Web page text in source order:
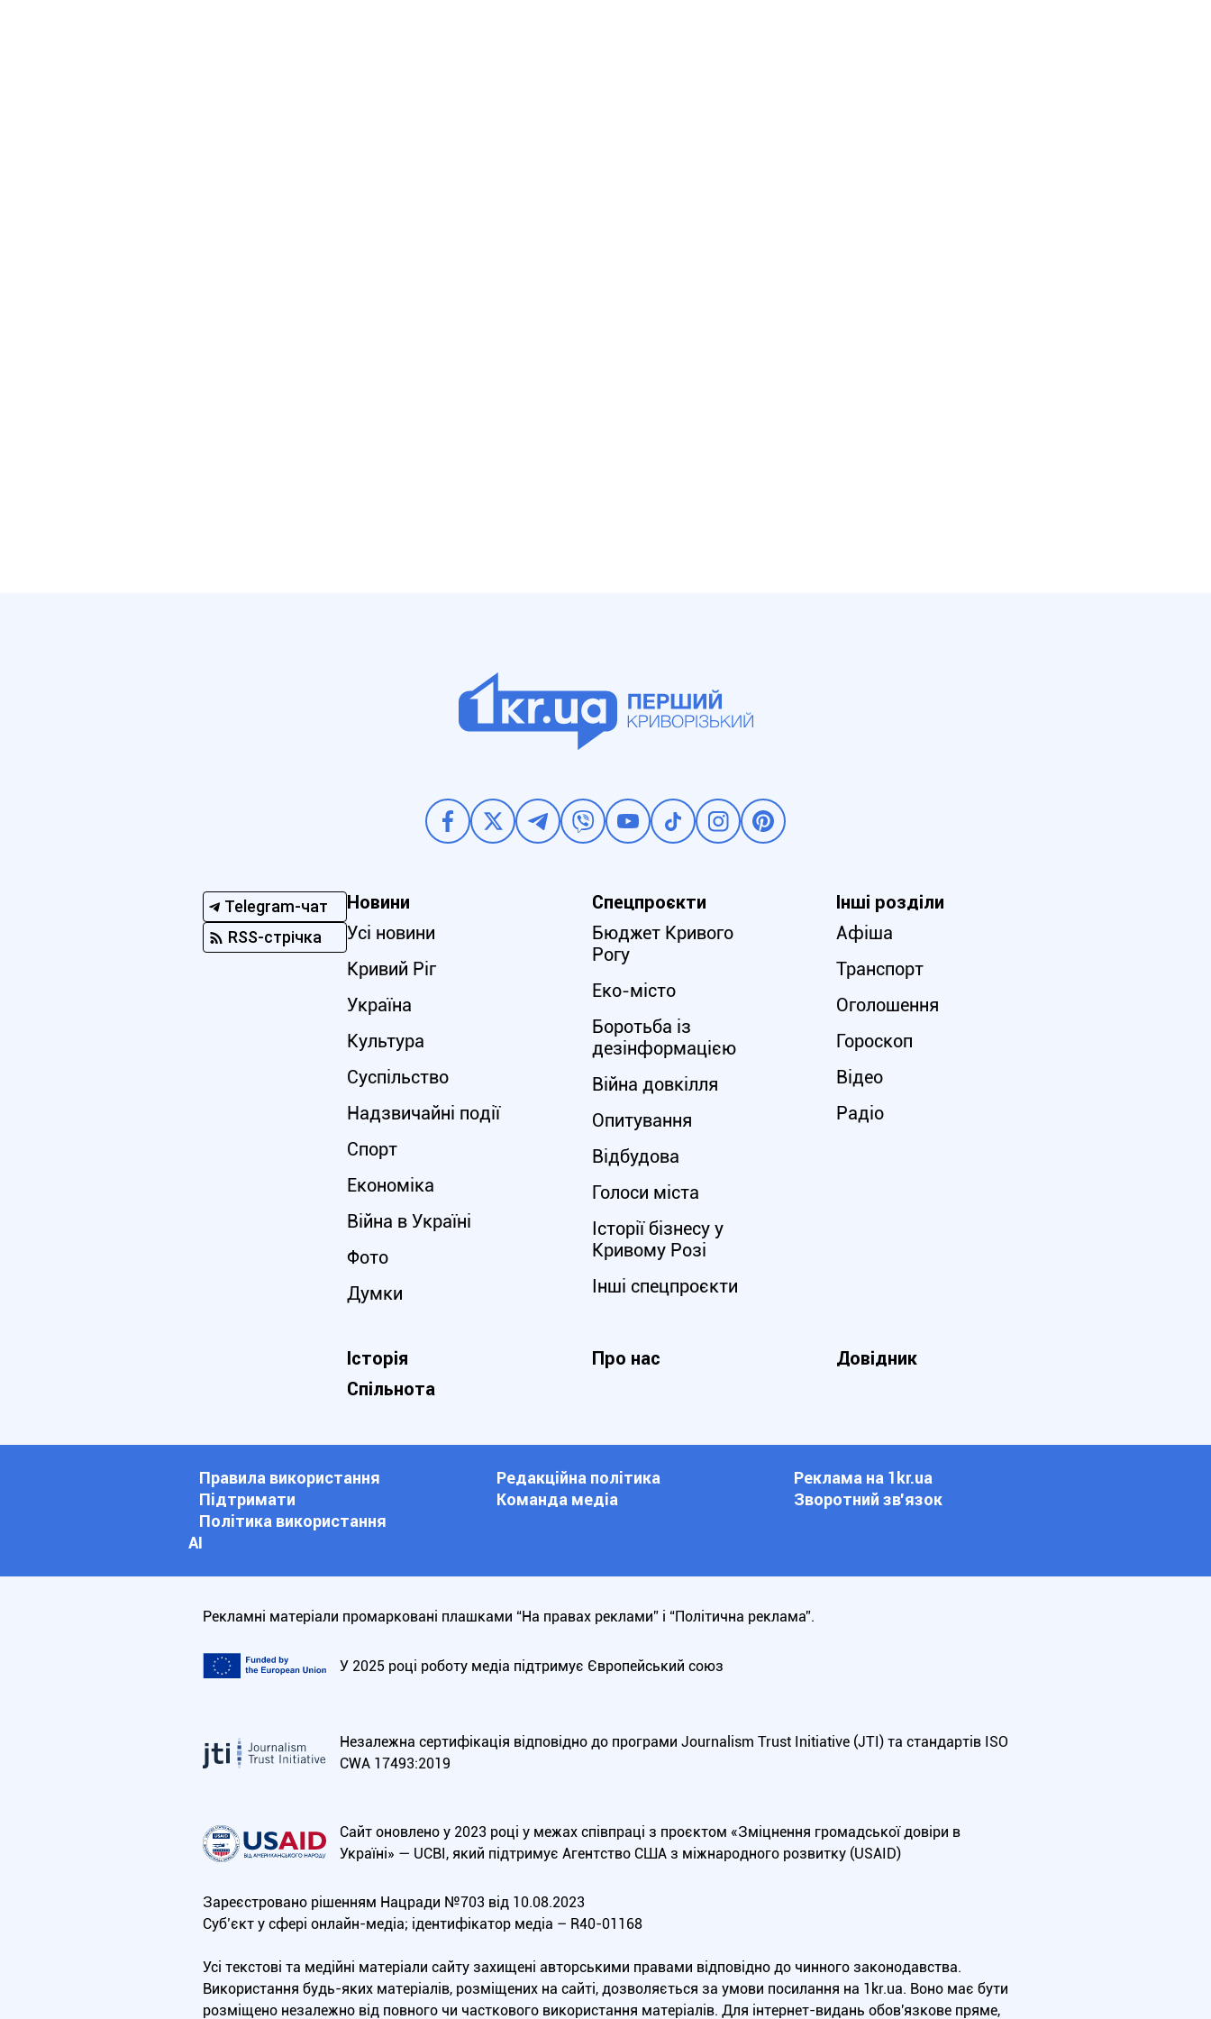
Telegram-чат
RSS-стрічка
Новини
Усі новини
Кривий Ріг
Україна
Культура
Суспільство
Надзвичайні події
Спорт
Економіка
Війна в Україні
Фото
Думки
Спецпроєкти
Бюджет Кривого
Рогу
Еко-місто
Боротьба із
дезінформацією
Війна довкілля
Опитування
Відбудова
Голоси міста
Історії бізнесу у
Кривому Розі
Інші спецпроєкти
Інші розділи
Афіша
Транспорт
Оголошення
Гороскоп
Відео
Радіо
Історія Про нас
Довідник
Спільнота
Правила використання Редакційна політика
Реклама на 1kr.ua
Підтримати
Команда медіа
Зворотний зв'язок
Політика використання
АІ
Рекламні матеріали промарковані плашками “На правах реклами” і “Політична реклама”.
У 2025 році роботу медіа підтримує Європейський союз
Незалежна сертифікація відповідно до програми Journalism Trust Initiative (JTI) та стандартів ISO
CWA 17493:2019
Сайт оновлено у 2023 році у межах співпраці з проєктом «Зміцнення громадської довіри в
Україні» — UCBI, який підтримує Агентство США з міжнародного розвитку (USAID)
Зареєстровано рішенням Нацради №703 від 10.08.2023
Cуб’єкт у сфері онлайн-медіа; ідентифікатор медіа – R40-01168
Усі текстові та медійні матеріали сайту захищені авторськими правами відповідно до чинного законодавства.
Використання будь-яких матеріалів, розміщених на сайті, дозволяється за умови посилання на 1kr.ua. Воно має бути
розміщено незалежно від повного чи часткового використання матеріалів. Для інтернет-видань обов'язкове пряме,